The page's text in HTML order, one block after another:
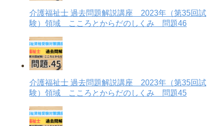
介護福祉士 過去問題解説講座 2023年（第35回試
験）領域 こころとからだのしくみ 問題46
介護福祉士 過去問題解説講座 2023年（第35回試
験）領域 こころとからだのしくみ 問題45